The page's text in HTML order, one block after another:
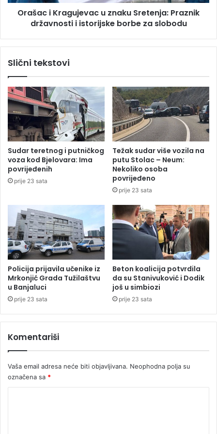
o
b
i
(
V
I
D
E
O
)
r
v
u
z
n
a
k
S
r
e
t
n
a
:
P
r
a
z
n
i
ž
n
o
s
Orašac i Kragujevac u znaku Sretenja: Praznik
državnosti i istorijske borbe za slobodu
Slični tekstovi
Sudar teretnog i putničkog
voza kod Bjelovara: Ima
povrijeđenih
prije 23 sata
Težak sudar više vozila na
putu Stolac – Neum:
Nekoliko osoba
povrijeđeno
prije 23 sata
Policija prijavila učenike iz
Mrkonjić Grada Tužilaštvu
u Banjaluci
prije 23 sata
Beton koalicija potvrdila
da su Stanivuković i Dodik
još u simbiozi
prije 23 sata
Komentariši
Vaša email adresa neće biti objavljivana. Neophodna polja su
označena sa *